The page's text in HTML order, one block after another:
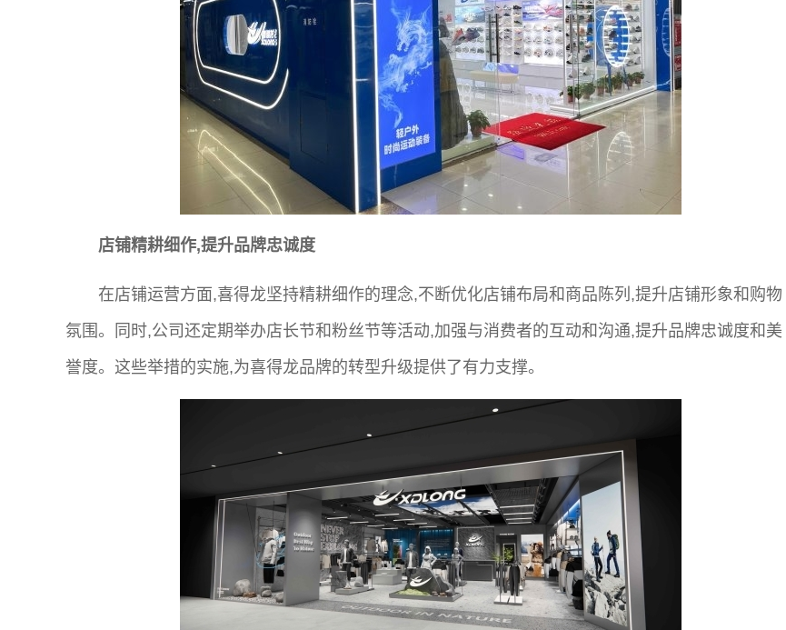
店铺精耕细作,提升品牌忠诚度
在店铺运营方面,喜得龙坚持精耕细作的理念,不断优化店铺布局和商品陈列,提升店铺形象和购物
氛围。同时,公司还定期举办店长节和粉丝节等活动,加强与消费者的互动和沟通,提升品牌忠诚度和美
誉度。这些举措的实施,为喜得龙品牌的转型升级提供了有力支撑。